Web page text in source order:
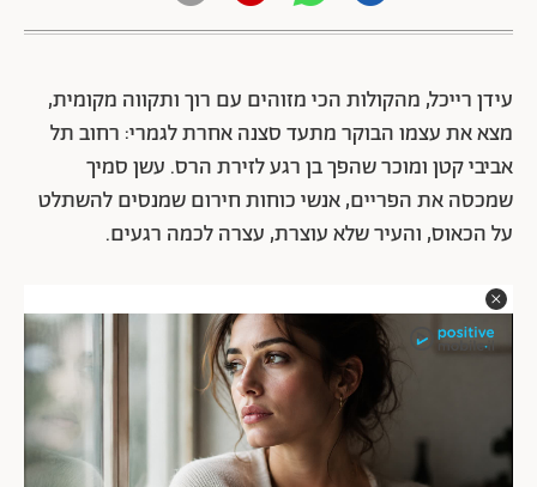
עידן רייכל, מהקולות הכי מזוהים עם רוך ותקווה מקומית,
מצא את עצמו הבוקר מתעד סצנה אחרת לגמרי: רחוב תל
אביבי קטן ומוכר שהפך בן רגע לזירת הרס. עשן סמיך
שמכסה את הפריים, אנשי כוחות חירום שמנסים להשתלט
על הכאוס, והעיר שלא עוצרת, עצרה לכמה רגעים.